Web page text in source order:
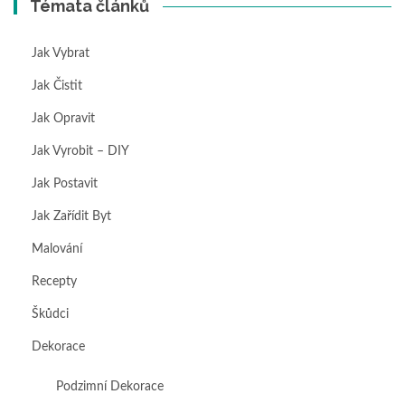
Témata článků
Jak Vybrat
Jak Čistit
Jak Opravit
Jak Vyrobit – DIY
Jak Postavit
Jak Zařídit Byt
Malování
Recepty
Škůdci
Dekorace
Podzimní Dekorace